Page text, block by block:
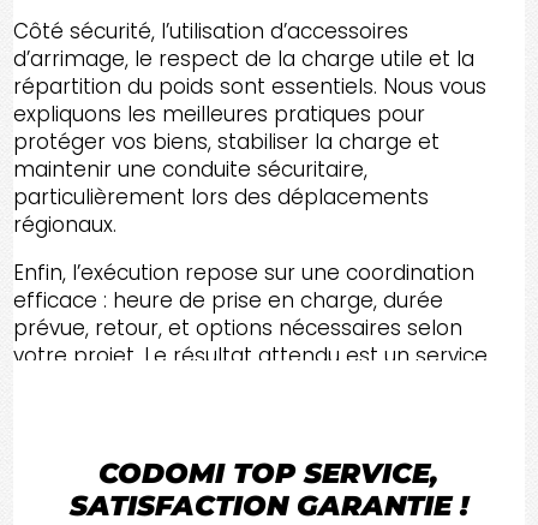
Côté sécurité, l’utilisation d’accessoires
d’arrimage, le respect de la charge utile et la
répartition du poids sont essentiels. Nous vous
expliquons les meilleures pratiques pour
protéger vos biens, stabiliser la charge et
maintenir une conduite sécuritaire,
particulièrement lors des déplacements
régionaux.
Enfin, l’exécution repose sur une coordination
efficace : heure de prise en charge, durée
prévue, retour, et options nécessaires selon
votre projet. Le résultat attendu est un service
CODOMI TOP SERVICE,
SATISFACTION GARANTIE !